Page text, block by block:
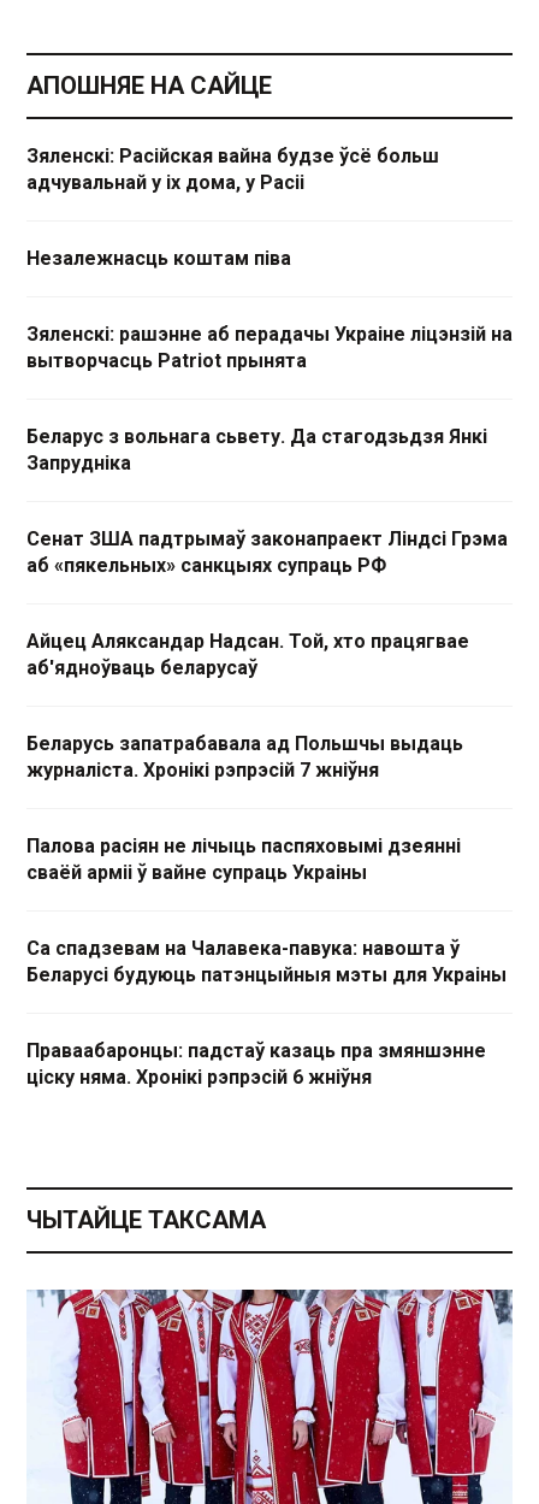
АПОШНЯЕ НА САЙЦЕ
Зяленскі: Расійская вайна будзе ўсё больш
адчувальнай у іх дома, у Расіі
Незалежнасць коштам піва
Зяленскі: рашэнне аб перадачы Украіне ліцэнзій на
вытворчасць Patriot прынята
Беларус з вольнага сьвету. Да стагодзьдзя Янкі
Запрудніка
Сенат ЗША падтрымаў законапраект Ліндсі Грэма
аб «пякельных» санкцыях супраць РФ
Айцец Аляксандар Надсан. Той, хто працягвае
аб'ядноўваць беларусаў
Беларусь запатрабавала ад Польшчы выдаць
журналіста. Хронікі рэпрэсій 7 жніўня
Палова расіян не лічыць паспяховымі дзеянні
сваёй арміі ў вайне супраць Украіны
Са спадзевам на Чалавека-павука: навошта ў
Беларусі будуюць патэнцыйныя мэты для Украіны
Праваабаронцы: падстаў казаць пра змяншэнне
ціску няма. Хронікі рэпрэсій 6 жніўня
ЧЫТАЙЦЕ ТАКСАМА